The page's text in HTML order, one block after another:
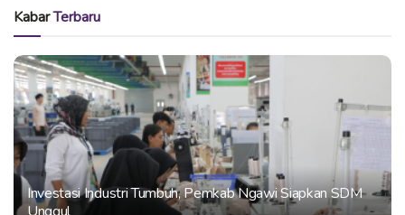
KabarTerbaru
Investasi Industri Tumbuh, Pemkab Ngawi Siapkan SDM
Unggul